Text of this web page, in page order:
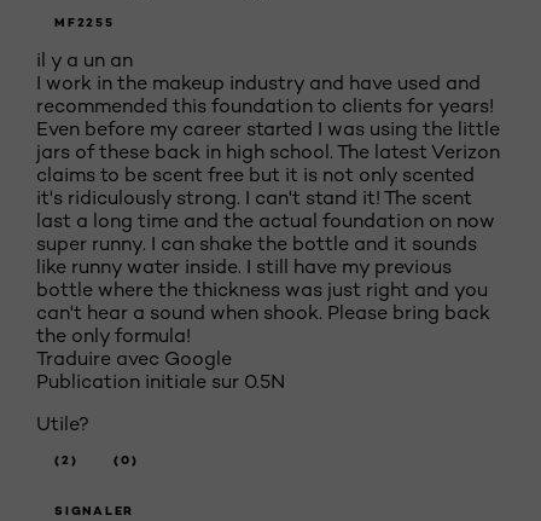
MF2255
il y a un an
I work in the makeup industry and have used and
recommended this foundation to clients for years!
Even before my career started I was using the little
jars of these back in high school. The latest Verizon
claims to be scent free but it is not only scented
it's ridiculously strong. I can't stand it! The scent
last a long time and the actual foundation on now
super runny. I can shake the bottle and it sounds
like runny water inside. I still have my previous
bottle where the thickness was just right and you
can't hear a sound when shook. Please bring back
the only formula!
Traduire avec Google
Publication initiale sur 0.5N
Utile?
(2) (0)
SIGNALER